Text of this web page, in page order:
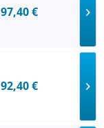
97,40 €
92,40 €